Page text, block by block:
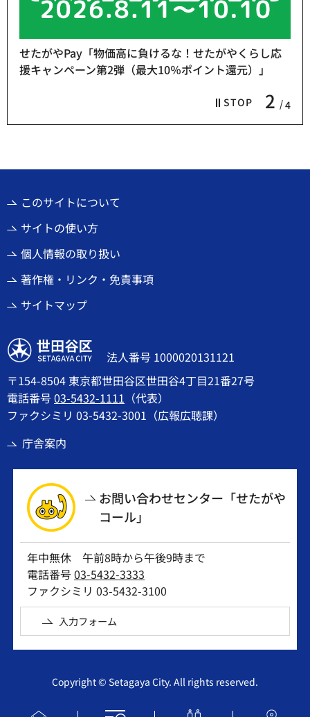
STOP 2 4
せたがやPay「物価高に負けるな！せたがやくらし応
援キャンペーン第2弾（最大10％ポイント還元）」
このサイトについて
サイトの使い方
個人情報の取り扱い
著作権・リンク・免責事項
サイトマップ
世田谷区
法人番号 1000020131121
〒154-8504 東京都世田谷区世田谷4丁目21番27号
電話番号03-5432-1111 （代表）
ファクシミリ 03-5432-3001（広報広聴課）
庁舎案内
お問い合わせセンター「せたがや
コール」
年中無休 午前8時から午後9時まで
電話番号03-5432-3333
ファクシミリ 03-5432-3100
入力フォーム
Copyright © Setagaya City. All rights reserved.